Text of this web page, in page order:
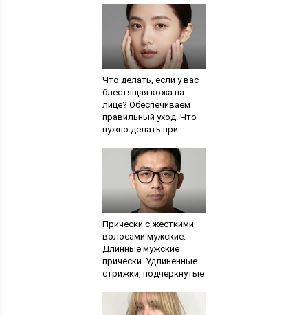
Что делать, если у вас
блестящая кожа на
лице? Обеспечиваем
правильный уход. Что
нужно делать при
Прически с жесткими
волосами мужские.
Длинные мужские
прически. Удлиненные
стрижки, подчеркнутые